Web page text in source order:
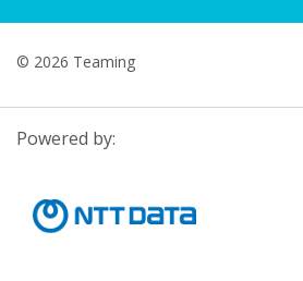
© 2026 Teaming
Powered by: